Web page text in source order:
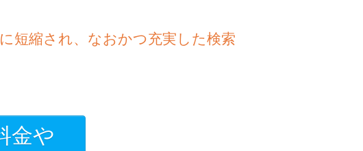
短縮され、なおかつ充実した検索
金や